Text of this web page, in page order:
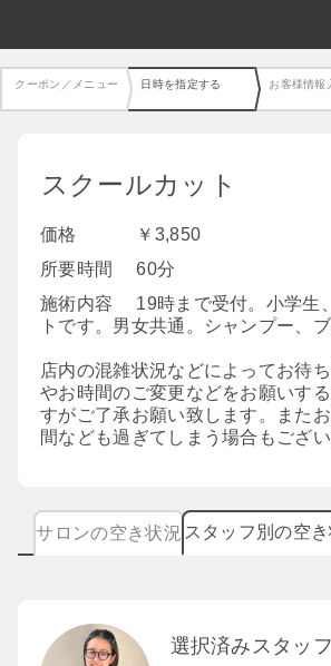
クーポン／メニュー 日時を指定する お客様情報
スクールカット
価格
￥3,850
所要時間
60分
施術内容
19時まで受付。小学生
トです。男女共通。シャンプー、ブ
店内の混雑状況などによってお待
やお時間のご変更などをお願いす
すがご了承お願い致します。また
間なども過ぎてしまう場合もござい
サロンの空き状況 スタッフ別の空
選択済みスタッフ